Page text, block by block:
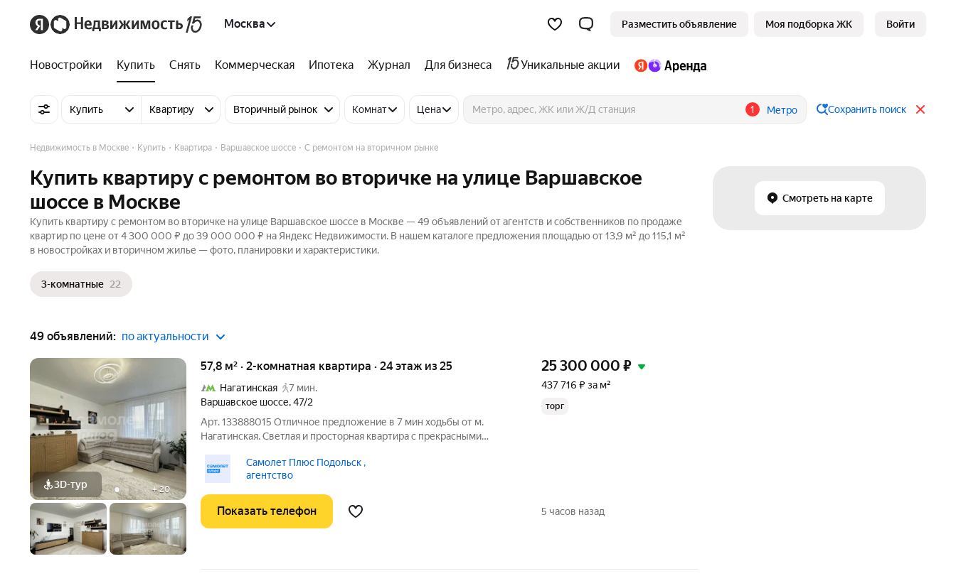
Москва Разместить объявление Моя подборка ЖК Войти
Новостройки Купить Снять Коммерческая Ипотека Журнал Для бизнеса Уникальные акции
Купить Квартиру Вторичный рынок Комнат Цена 1 Метро Сохранить поиск
Смотреть на карте
Недвижимость в Москве Купить Квартира Варшавское шоссе С ремонтом на вторичном рынке
Купить квартиру с ремонтом во вторичке на улице Варшавское
шоссе в Москве
Купить квартиру с ремонтом во вторичке на улице Варшавское шоссе в Москве — 49 объявлений от агентств и собственников по продаже
квартир по цене от 4 300 000 ₽ до 39 000 000 ₽ на Яндекс Недвижимости. В нашем каталоге предложения площадью от 13,9 м² до 115,1 м²
в новостройках и вторичном жилье — фото, планировки и характеристики.
3-комнатные 22
49 объявлений: по актуальности
3D-тур +20
57,8 м² · 2-комнатная квартира · 24 этаж из 25
Нагатинская
7 мин.
Варшавское шоссе,47/2
Арт. 133888015 Отличное предложение в 7 мин ходьбы от м.
Нагатинская. Светлая и просторная квартира с прекрасными
квартира; - удачная планировка; -качественный ремонт от
застройщика, не требующий
Самолет Плюс Подольск ,
агентство
25 300 000 ₽
437 716 ₽ за м²
торг
Показать телефон 5 часов назад